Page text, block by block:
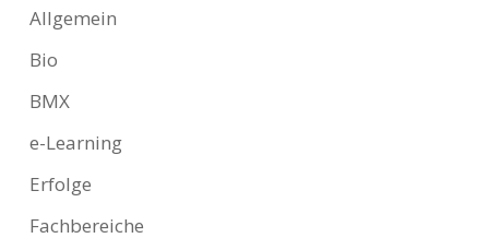
Allgemein
Bio
BMX
e-Learning
Erfolge
Fachbereiche